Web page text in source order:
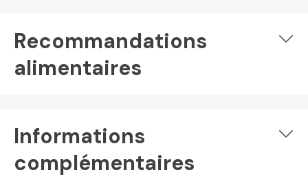
Recommandations
alimentaires
Informations
complémentaires